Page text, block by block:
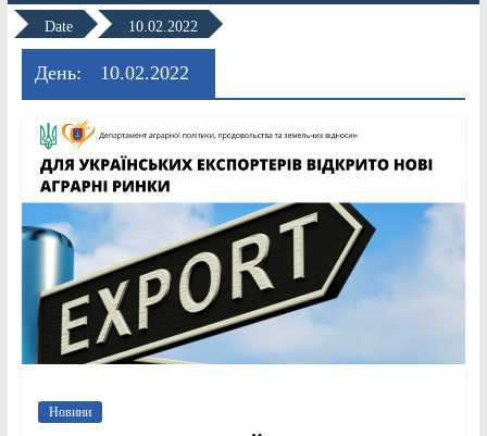
Date 10.02.2022
День: 10.02.2022
Новини